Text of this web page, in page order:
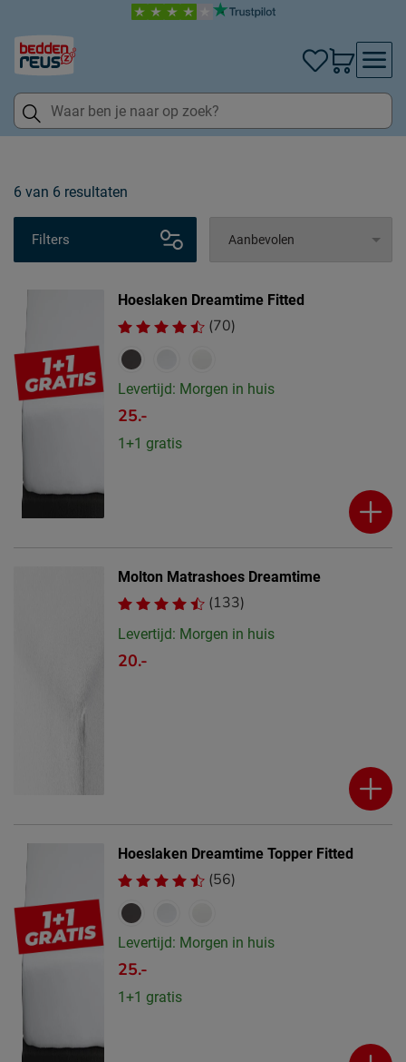
6 van 6 resultaten
Filters
Hoeslaken Dreamtime Fitted
(70)
Levertijd: Morgen in huis
25.-
1+1 gratis
Molton Matrashoes Dreamtime
(133)
Levertijd: Morgen in huis
20.-
Hoeslaken Dreamtime Topper Fitted
(56)
Levertijd: Morgen in huis
25.-
1+1 gratis